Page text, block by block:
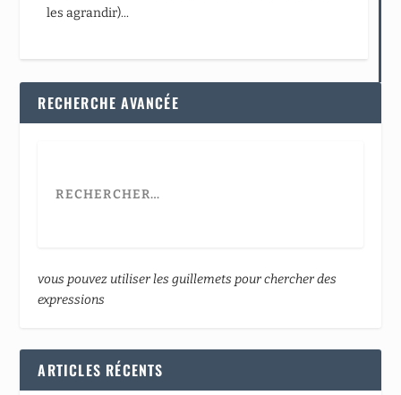
les agrandir)...
RECHERCHE AVANCÉE
vous pouvez utiliser les guillemets pour chercher des
expressions
ARTICLES RÉCENTS